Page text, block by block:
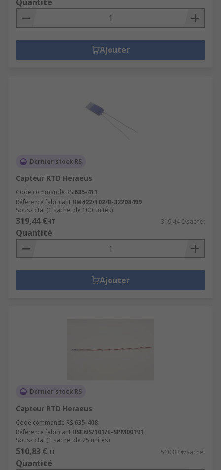
Quantité
Ajouter
Dernier stock RS
Capteur RTD Heraeus
Code commande RS 635-411
Référence fabricant HM422/102/B-32208499
Sous-total (1 sachet de 100 unités)
319,44 €HT 319,44 €/sachet
Quantité
Ajouter
Dernier stock RS
Capteur RTD Heraeus
Code commande RS 635-408
Référence fabricant HSENS/101/B-SPM00191
Sous-total (1 sachet de 25 unités)
510,83 €HT 510,83 €/sachet
Quantité